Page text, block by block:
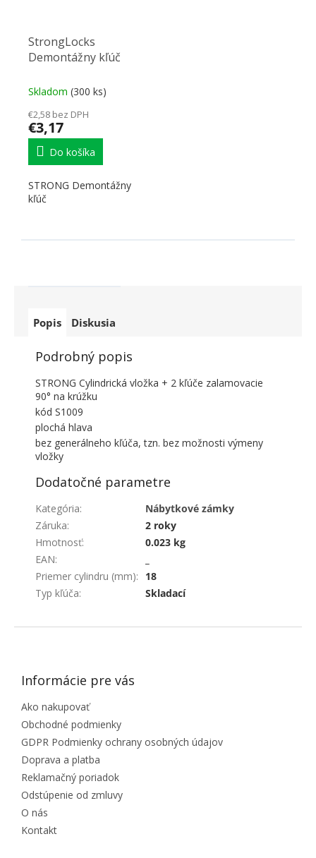
StrongLocks
Demontážny kľúč
Skladom (300 ks)
€2,58 bez DPH
€3,17
Do košíka
STRONG Demontážny
kľúč
Popis Diskusia
Podrobný popis
STRONG Cylindrická vložka + 2 kľúče zalamovacie
90° na krúžku
kód S1009
plochá hlava
bez generálneho kľúča, tzn. bez možnosti výmeny
vložky
Dodatočné parametre
Kategória:
Nábytkové zámky
Záruka:
2 roky
Hmotnosť:
0.023 kg
EAN:
Priemer cylindru (mm):
18
Typ kľúča: Skladací
ZÁPÄTIE
Informácie pre vás
Ako nakupovať
Obchodné podmienky
GDPR Podmienky ochrany osobných údajov
Doprava a platba
Reklamačný poriadok
Odstúpenie od zmluvy
O nás
Kontakt